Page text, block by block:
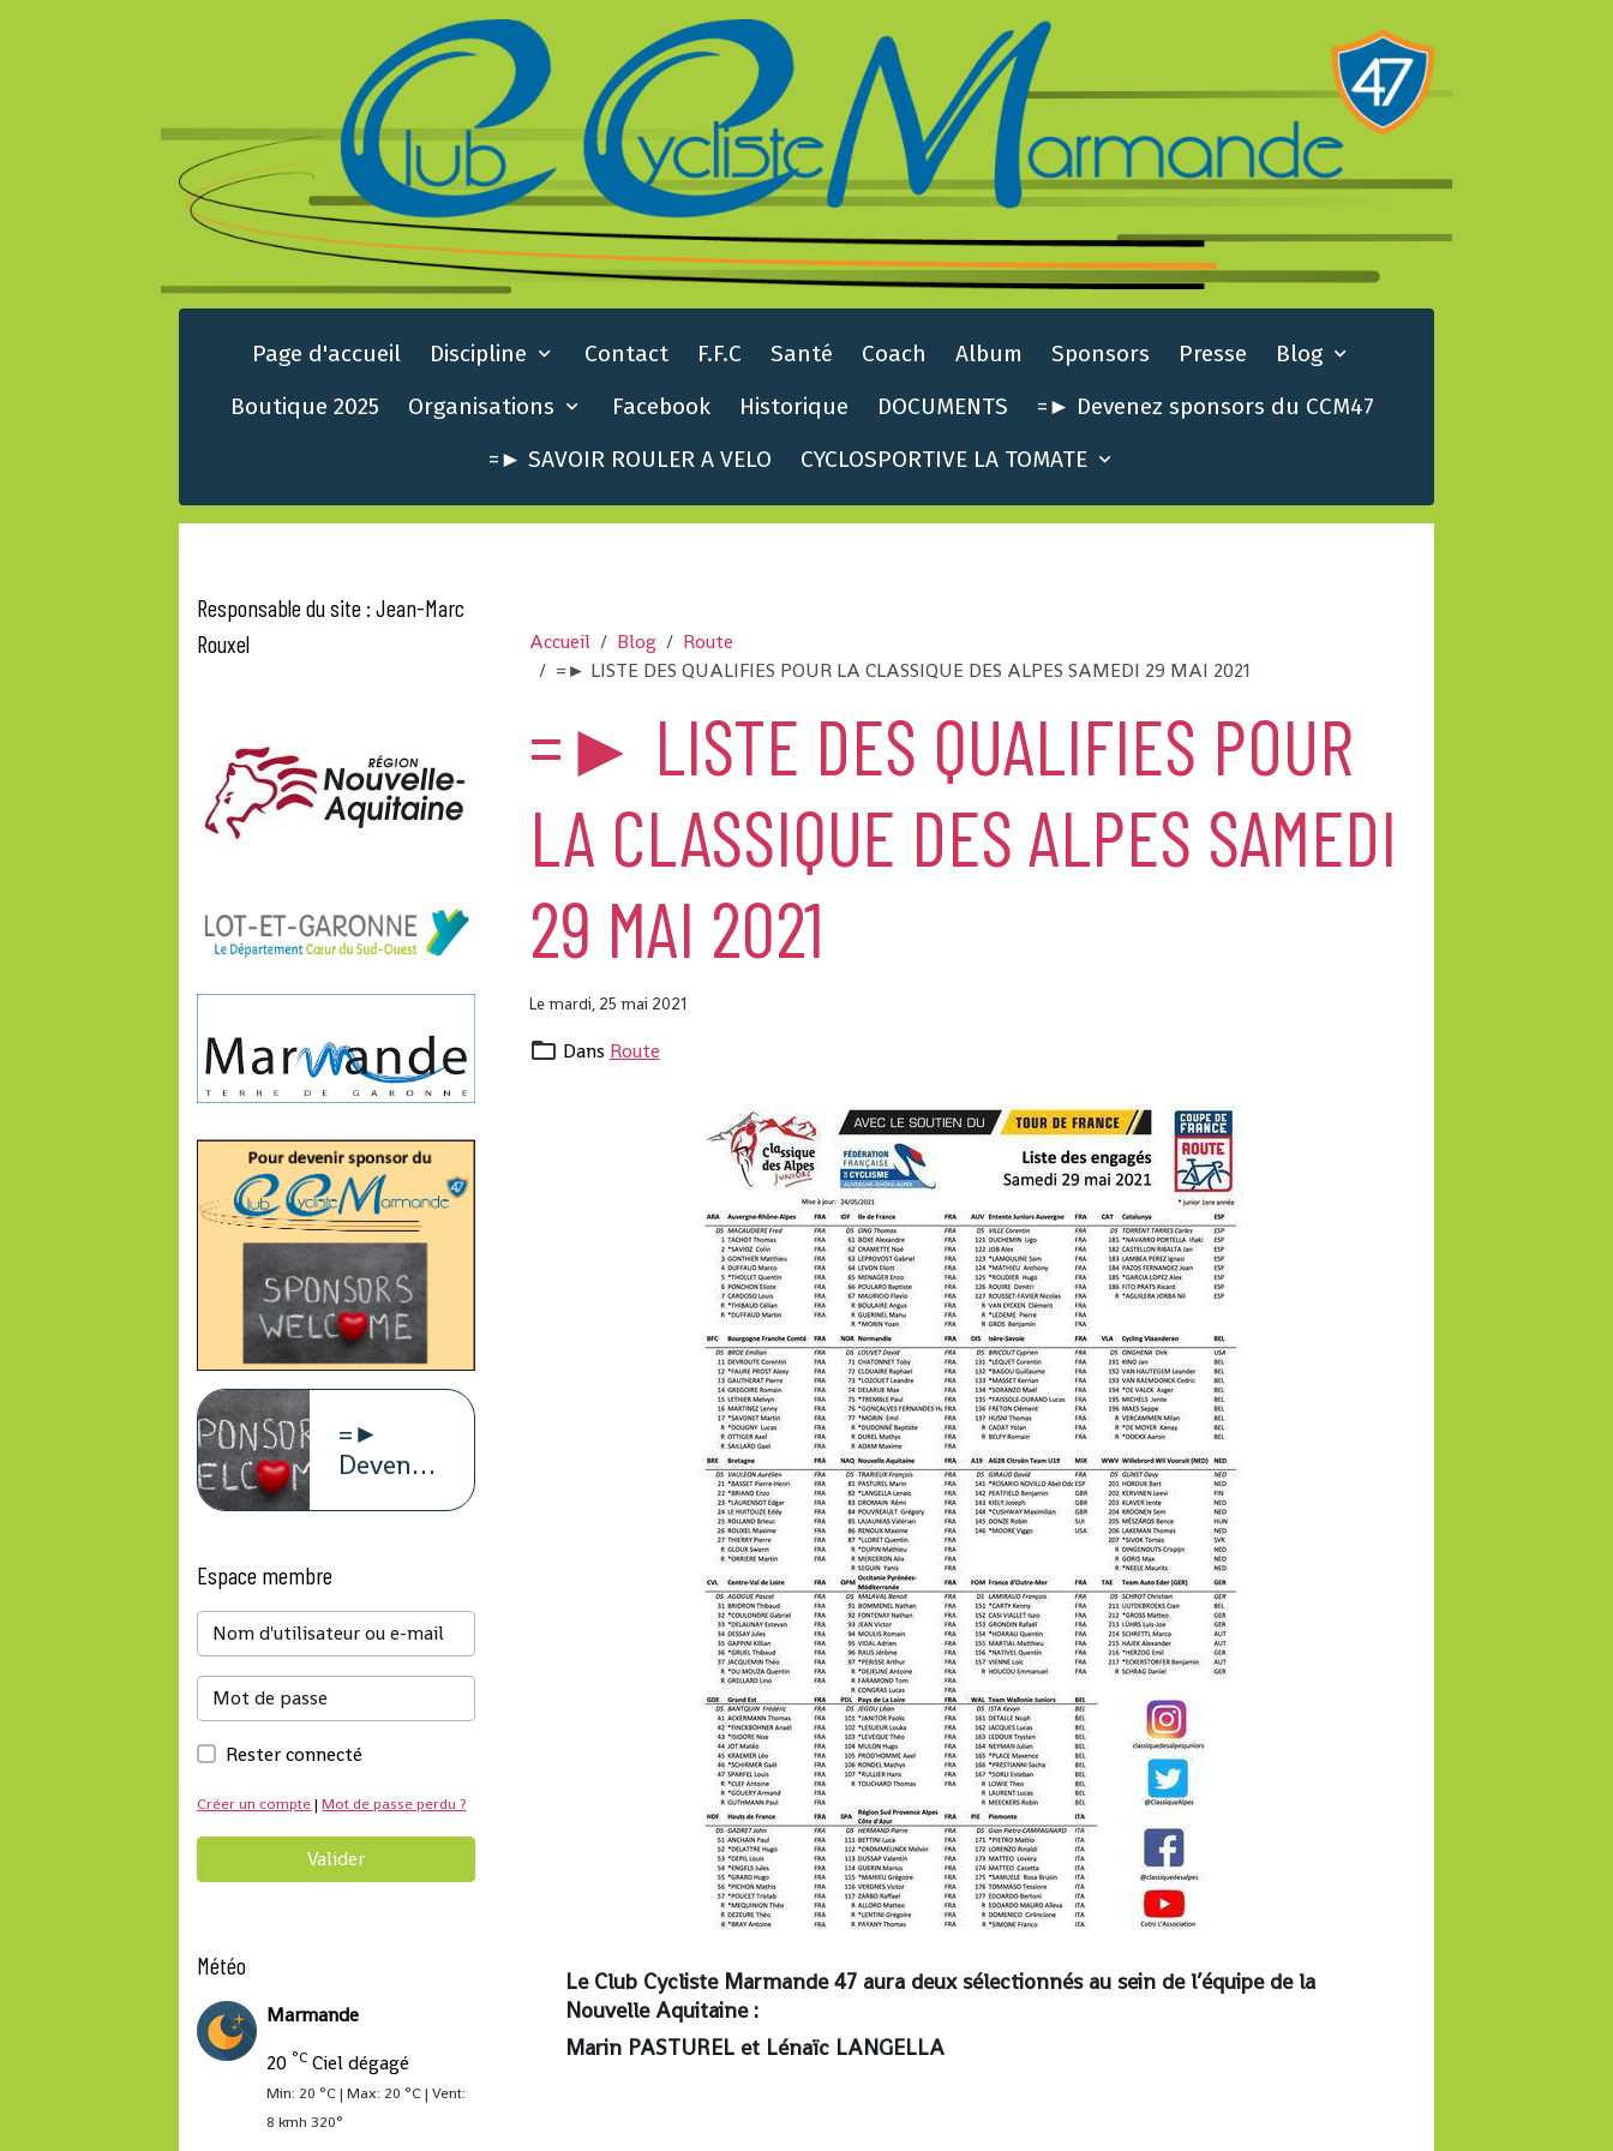
Page d'accueil Discipline Contact F.F.C Santé Coach Album Sponsors Presse
Blog
Boutique 2025
Organisations Facebook Historique DOCUMENTS
=► Devenez sponsors du CCM47
=► SAVOIR ROULER A VELO
CYCLOSPORTIVE LA TOMATE
Accueil Blog
Route
=► LISTE DES QUALIFIES POUR LA CLASSIQUE DES ALPES SAMEDI 29 MAI 2021
=► LISTE DES QUALIFIES POUR
LA CLASSIQUE DES ALPES SAMEDI
29 MAI 2021
Le mardi, 25 mai 2021
Dans Route
Le Club Cycliste Marmande 47 aura deux sélectionnés au sein de l’équipe de la
Nouvelle Aquitaine :
Marin PASTUREL et Lénaïc LANGELLA
Responsable du site : Jean-Marc
Rouxel
=►
Devenez
Espace membre
Rester connecté
Créer un compte|Mot de passe perdu ?
Valider
Météo
Marmande
20 °C Ciel dégagé
Min: 20 °C | Max: 20 °C | Vent:
8 kmh 320°